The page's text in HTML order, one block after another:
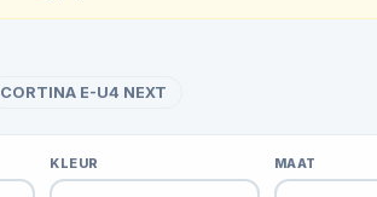
CORTINA E-U4 NEXT
KLEUR MAAT